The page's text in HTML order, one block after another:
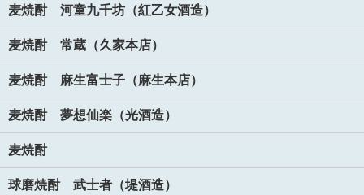
麦焼酎 河童九千坊（紅乙女酒造）
麦焼酎 常蔵（久家本店）
麦焼酎 麻生富士子（麻生本店）
麦焼酎 夢想仙楽（光酒造）
麦焼酎
球磨焼酎 武士者（堤酒造）